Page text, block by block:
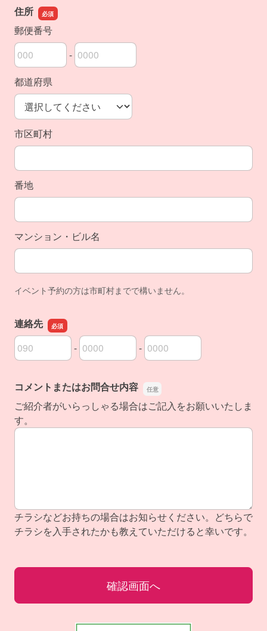
住所
郵便番号
郵便番号の上3桁
-
郵便番号の下4桁
都道府県
市区町村
番地
マンション・ビル名
イベント予約の方は市町村までで構いません。
連絡先
連絡先の市外局番
-
連絡先の市内局番 -
連絡先の加入者番号
コメントまたはお問合せ内容
ご紹介者がいらっしゃる場合はご記入をお願いいたしま
す。
チラシなどお持ちの場合はお知らせください。どちらで
チラシを入手されたかも教えていただけると幸いです。